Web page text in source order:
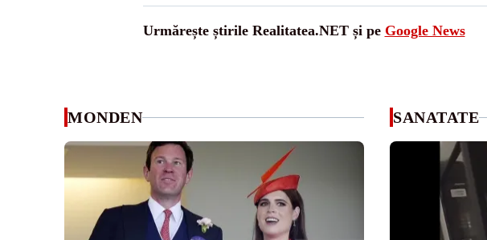
Urmărește știrile Realitatea.NET și pe Google News
MONDEN SANATATE